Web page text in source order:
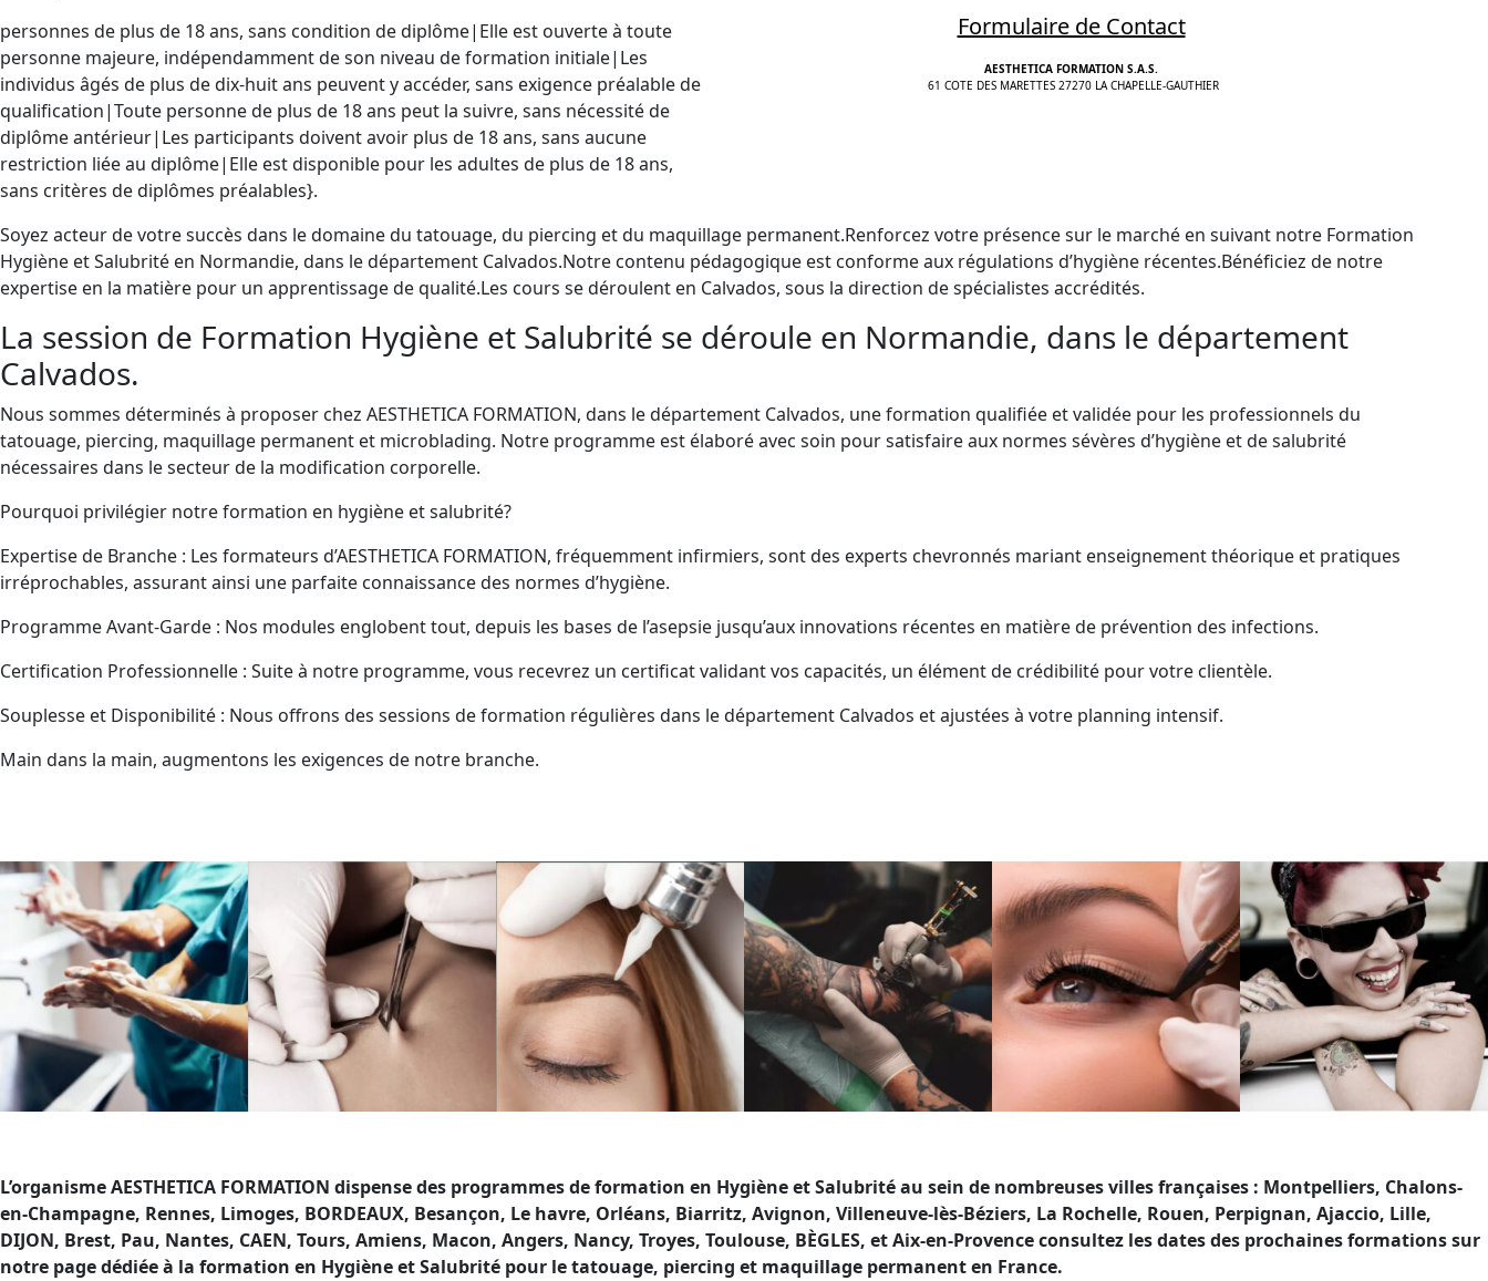
personnes de plus de 18 ans, sans condition de diplôme|Elle est ouverte à toute
personne majeure, indépendamment de son niveau de formation initiale|Les
individus âgés de plus de dix-huit ans peuvent y accéder, sans exigence préalable de
qualification|Toute personne de plus de 18 ans peut la suivre, sans nécessité de
diplôme antérieur|Les participants doivent avoir plus de 18 ans, sans aucune
restriction liée au diplôme|Elle est disponible pour les adultes de plus de 18 ans,
sans critères de diplômes préalables}.
Formulaire de Contact
AESTHETICA FORMATION S.A.S.
61 COTE DES MARETTES 27270 LA CHAPELLE-GAUTHIER
Soyez acteur de votre succès dans le domaine du tatouage, du piercing et du maquillage permanent.Renforcez votre présence sur le marché en suivant notre Formation
Hygiène et Salubrité en Normandie, dans le département Calvados.Notre contenu pédagogique est conforme aux régulations d’hygiène récentes.Bénéficiez de notre
expertise en la matière pour un apprentissage de qualité.Les cours se déroulent en Calvados, sous la direction de spécialistes accrédités.
La session de Formation Hygiène et Salubrité se déroule en Normandie, dans le département
Calvados.
Nous sommes déterminés à proposer chez AESTHETICA FORMATION, dans le département Calvados, une formation qualifiée et validée pour les professionnels du
tatouage, piercing, maquillage permanent et microblading. Notre programme est élaboré avec soin pour satisfaire aux normes sévères d’hygiène et de salubrité
nécessaires dans le secteur de la modification corporelle.
Pourquoi privilégier notre formation en hygiène et salubrité?
Expertise de Branche : Les formateurs d’AESTHETICA FORMATION, fréquemment infirmiers, sont des experts chevronnés mariant enseignement théorique et pratiques
irréprochables, assurant ainsi une parfaite connaissance des normes d’hygiène.
Programme Avant-Garde : Nos modules englobent tout, depuis les bases de l’asepsie jusqu’aux innovations récentes en matière de prévention des infections.
Certification Professionnelle : Suite à notre programme, vous recevrez un certificat validant vos capacités, un élément de crédibilité pour votre clientèle.
Souplesse et Disponibilité : Nous offrons des sessions de formation régulières dans le département Calvados et ajustées à votre planning intensif.
Main dans la main, augmentons les exigences de notre branche.
L’organisme AESTHETICA FORMATION dispense des programmes de formation en Hygiène et Salubrité au sein de nombreuses villes françaises : Montpelliers, Chalons-
en-Champagne, Rennes, Limoges, BORDEAUX, Besançon, Le havre, Orléans, Biarritz, Avignon, Villeneuve-lès-Béziers, La Rochelle, Rouen, Perpignan, Ajaccio, Lille,
DIJON, Brest, Pau, Nantes, CAEN, Tours, Amiens, Macon, Angers, Nancy, Troyes, Toulouse, BÈGLES, et Aix-en-Provence consultez les dates des prochaines formations sur
notre page dédiée à la formation en Hygiène et Salubrité pour le tatouage, piercing et maquillage permanent en France.